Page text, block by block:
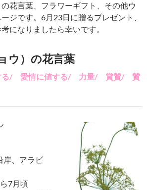
花言葉、フラワーギフト、その他ウ
ジです。6月23日に贈るプレゼント、
になりましたら幸いです。
ウ）の花言葉
る/ 愛情に値する/ 力量/ 賞賛/ 賛
岸、アラビ
7月頃